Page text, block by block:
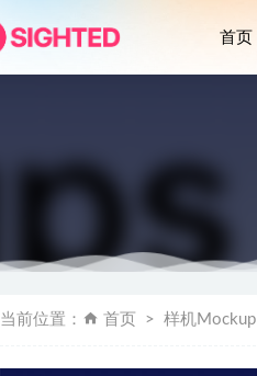
首页
当前位置： 首页 样机Mockup